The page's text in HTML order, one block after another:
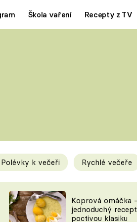
Škola vaření Recepty z TV
Tipy a triky
KAM ZA JÍDLEM
Polévky k večeři Rychlé večeře
Koprová omáčka -
jednoduchý
poctivou klasiku